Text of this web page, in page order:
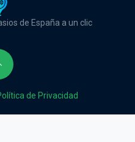
de España a un clic
de Privacidad